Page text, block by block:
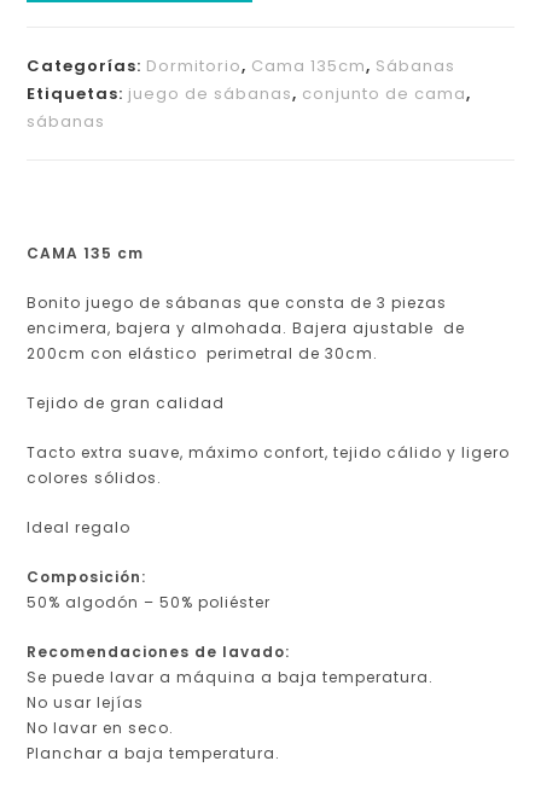
Categorías: Dormitorio, Cama 135cm, Sábanas
Etiquetas: juego de sábanas, conjunto de cama,
sábanas
CAMA 135 cm
Bonito juego de sábanas que consta de 3 piezas
encimera, bajera y almohada. Bajera ajustable de
200cm con elástico perimetral de 30cm.
Tejido de gran calidad
Tacto extra suave, máximo confort, tejido cálido y ligero
colores sólidos.
Ideal regalo
Composición:
50% algodón – 50% poliéster
Recomendaciones de lavado:
Se puede lavar a máquina a baja temperatura.
No usar lejías
No lavar en seco.
Planchar a baja temperatura.